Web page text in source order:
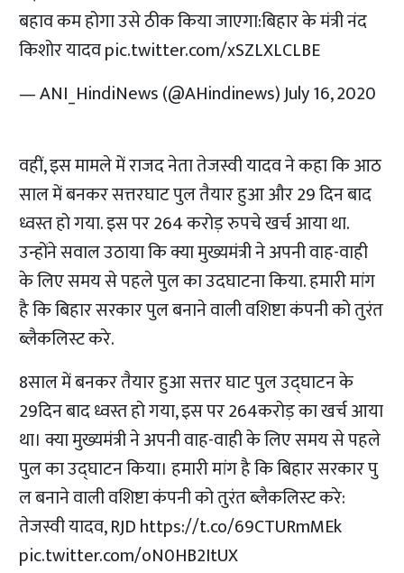
बहाव कम होगा उसे ठीक किया जाएगा:बिहार के मंत्री नंद
किशोर यादवpic.twitter.com/xSZLXLCLBE
— ANI_HindiNews (@AHindinews)July 16, 2020
वहीं, इस मामले में राजद नेता तेजस्वी यादव ने कहा कि आठ
साल में बनकर सत्तरघाट पुल तैयार हुआ और 29 दिन बाद
ध्वस्त हो गया. इस पर 264 करोड़ रुपचे खर्च आया था.
उन्होंने सवाल उठाया कि क्या मुख्यमंत्री ने अपनी वाह-वाही
के लिए समय से पहले पुल का उदघाटना किया. हमारी मांग
है कि बिहार सरकार पुल बनाने वाली वशिष्टा कंपनी को तुरंत
ब्लैकलिस्ट करे.
8साल में बनकर तैयार हुआ सत्तर घाट पुल उद्घाटन के
29दिन बाद ध्वस्त हो गया, इस पर 264करोड़ का खर्च आया
था। क्या मुख्यमंत्री ने अपनी वाह-वाही के लिए समय से पहले
पुल का उद्घाटन किया। हमारी मांग है कि बिहार सरकार पु​
ल बनाने वाली वशिष्टा कंपनी को तुरंत ब्लैकलिस्ट करे:
तेजस्वी यादव, RJDhttps://t.co/69CTURmMEk
pic.twitter.com/oN0HB2ItUX